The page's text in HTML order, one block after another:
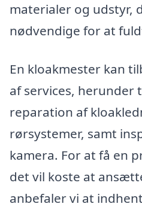
materialer og udstyr,
nødvendige for at
En kloakmester kan
af services, herunder
reparation af
rørsystemer, samt
kamera. For at få en
det vil koste at
anbefaler vi at